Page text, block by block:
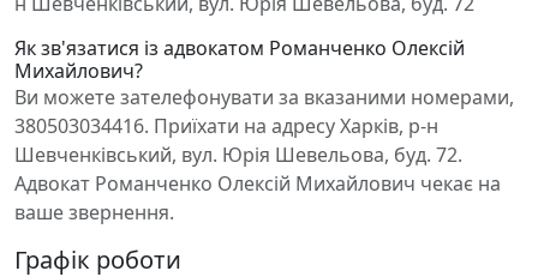
Як зв'язатися із адвокатом Романченко Олексій
Михайлович?
Ви можете зателефонувати за вказаними номерами,
380503034416. Приїхати на адресу Харків, р-н
Шевченківський, вул. Юрія Шевельова, буд. 72.
Адвокат Романченко Олексій Михайлович чекає на
ваше звернення.
Графік роботи